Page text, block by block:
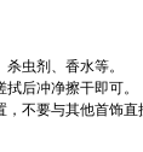
虫剂、香水等。
后冲净擦干即可。
不要与其他首饰